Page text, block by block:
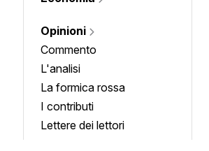
Opinioni
Commento
L'analisi
La formica rossa
I contributi
Lettere dei lettori